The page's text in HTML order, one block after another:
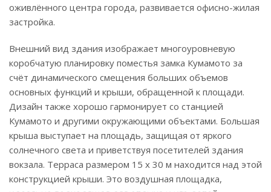
оживлённого центра города, развивается офисно-жилая
застройка.
Внешний вид здания изображает многоуровневую
коробчатую планировку поместья замка Кумамото за
счёт динамического смещения больших объемов
основных функций и крыши, обращенной к площади.
Дизайн также хорошо гармонирует со станцией
Кумамото и другими окружающими объектами. Большая
крыша выступает на площадь, защищая от яркого
солнечного света и приветствуя посетителей здания
вокзала. Терраса размером 15 х 30 м находится над этой
конструкцией крыши. Это воздушная площадка,